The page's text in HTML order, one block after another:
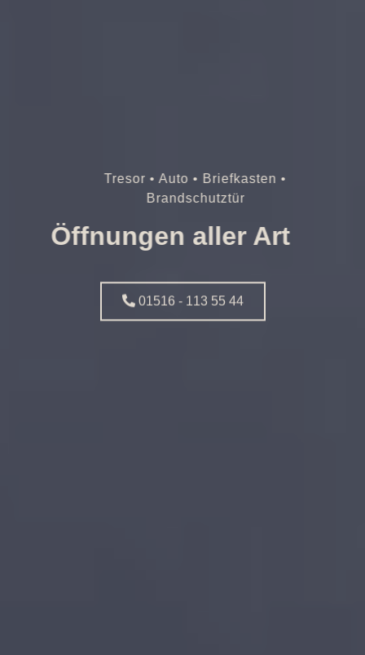
Tresor • Auto • Briefkasten •
Brandschutztür
Öffnungen aller Art
01516 - 113 55 44